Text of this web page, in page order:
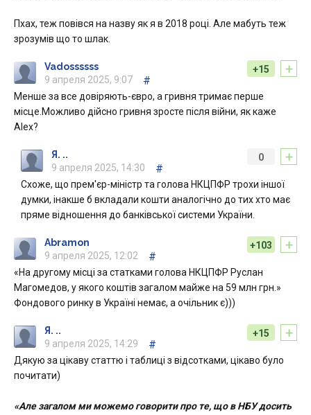
Пхах, теж повівся на назву як я в 2018 році. Але мабуть теж
зрозумів що то шлак.
+
+15
Vadossssss
9 апреля 2025, 9:07
#
Менше за все довіряють-євро, а гривня тримає перше
місце.Можливо дійсно гривня зросте після війни, як каже
Alex?
+
0
Я. ..
9 апреля 2025, 14:30
#
Схоже, що прем'єр-міністр та голова НКЦПФР трохи іншої
думки, інакше б вкладали кошти аналогічно до тих хто має
пряме відношення до банківської системи України.
+
+103
Abramon
9 апреля 2025, 12:02
#
«На другому місці за статками голова НКЦПФР Руслан
Магомедов, у якого коштів загалом майже на 59 млн грн.»
Фондового ринку в Україні немає, а очільник є)))
+
+15
Я. ..
9 апреля 2025, 14:29
#
Дякую за цікаву статтю і таблиці з відсотками, цікаво було
почитати)
«Але загалом ми можемо говорити про те, що в НБУ досить